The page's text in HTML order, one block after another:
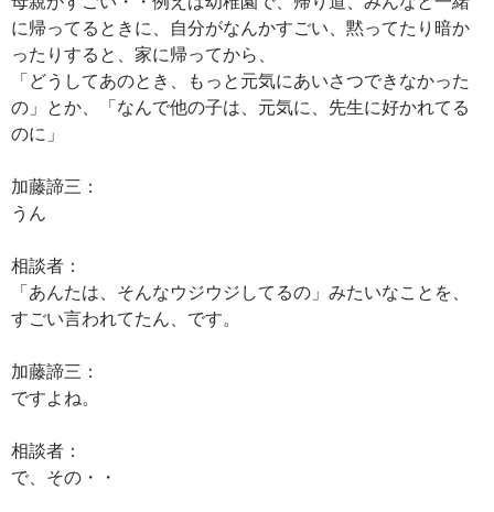
に帰ってるときに、自分がなんかすごい、黙ってたり暗か
ったりすると、家に帰ってから、
「どうしてあのとき、もっと元気にあいさつできなかった
の」とか、「なんで他の子は、元気に、先生に好かれてる
のに」
加藤諦三：
うん
相談者：
「あんたは、そんなウジウジしてるの」みたいなことを、
すごい言われてたん、です。
加藤諦三：
ですよね。
相談者：
で、その・・